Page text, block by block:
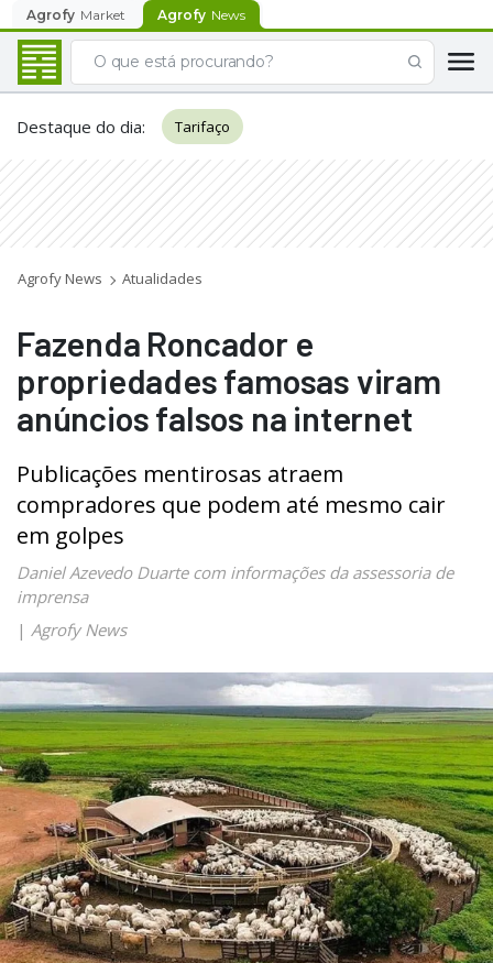
Agrofy Market Agrofy News
Destaque do dia: Tarifaço
Agrofy News Atualidades
Fazenda Roncador e
propriedades famosas viram
anúncios falsos na internet
Publicações mentirosas atraem
compradores que podem até mesmo cair
em golpes
Daniel Azevedo Duarte com informações da assessoria de
imprensa
| Agrofy News